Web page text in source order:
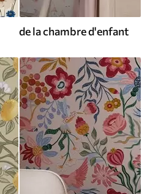
de la chambre d'enfant